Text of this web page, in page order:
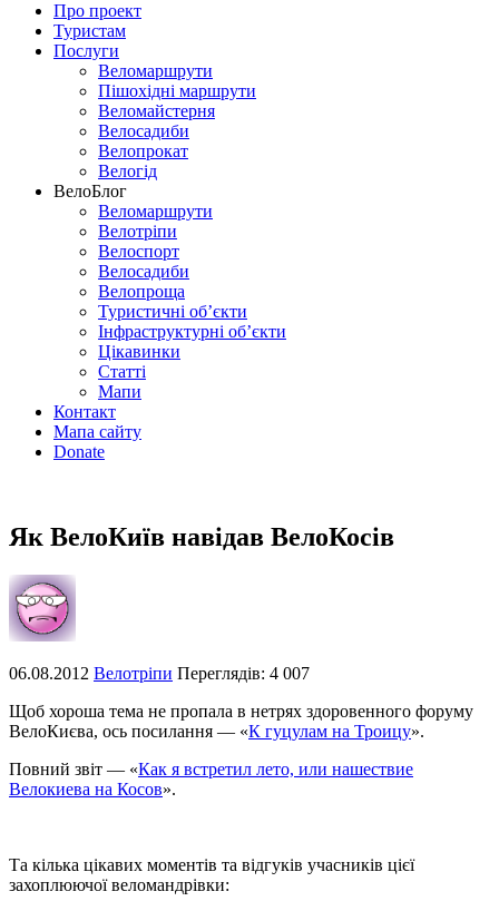
Про проект
Туристам
Послуги
Веломаршрути
Пішохідні маршрути
Веломайстерня
Велосадиби
Велопрокат
Велогід
ВелоБлог
Веломаршрути
Велотріпи
Велоспорт
Велосадиби
Велопроща
Туристичні об’єкти
Інфраструктурні об’єкти
Цікавинки
Статті
Мапи
Контакт
Мапа сайту
Donate
Як ВелоКиїв навідав ВелоКосів
06.08.2012 Велотріпи Переглядів: 4 007
Щоб хороша тема не пропала в нетрях здоровенного форуму
ВелоКиєва, ось посилання — «К гуцулам на Троицу».
Повний звіт — «Как я встретил лето, или нашествие
Велокиева на Косов».
Та кілька цікавих моментів та відгуків учасників цієї
захоплюючої веломандрівки: